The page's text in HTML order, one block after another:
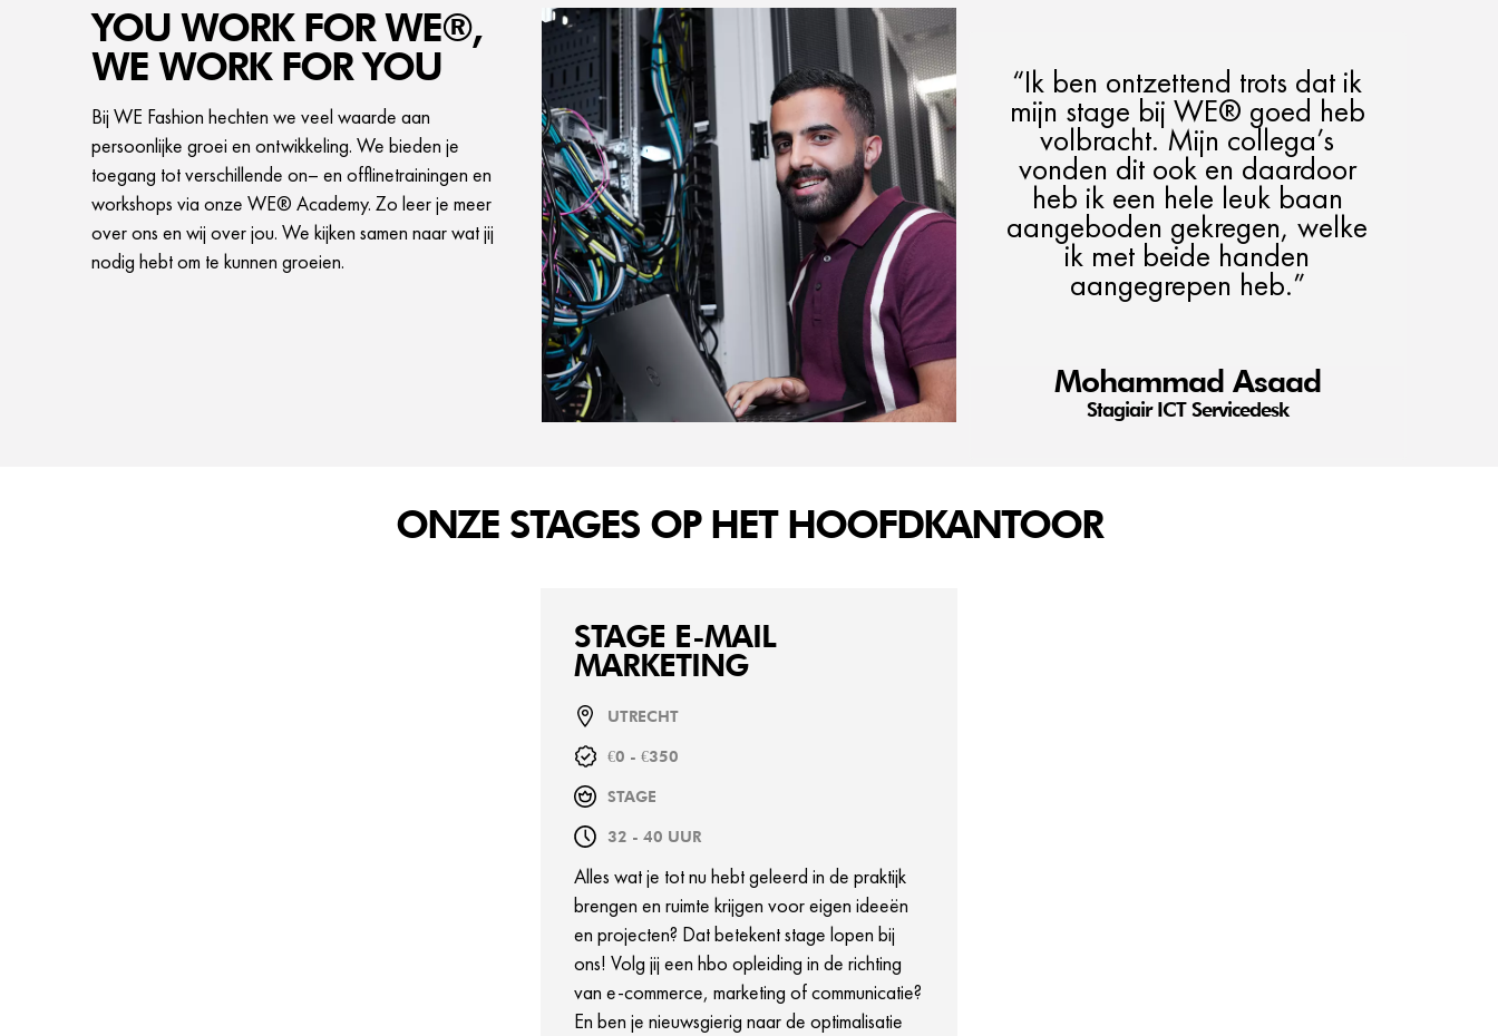
YOU WORK FOR WE®,
WE WORK FOR YOU
Bij WE Fashion hechten we veel waarde aan
persoonlijke groei en ontwikkeling. We bieden je
toegang tot verschillende on– en offlinetrainingen en
workshops via onze WE® Academy. Zo leer je meer
over ons en wij over jou. We kijken samen naar wat jij
nodig hebt om te kunnen groeien.
“Ik ben ontzettend trots dat ik
mijn stage bij WE® goed heb
volbracht. Mijn collega’s
vonden dit ook en daardoor
heb ik een hele leuk baan
aangeboden gekregen, welke
ik met beide handen
aangegrepen heb.”
Mohammad Asaad
Stagiair ICT Servicedesk
ONZE STAGES OP HET HOOFDKANTOOR
STAGE E-MAIL
MARKETING
UTRECHT
€0 - €350
STAGE
32 - 40 UUR
Alles wat je tot nu hebt geleerd in de praktijk
brengen en ruimte krijgen voor eigen ideeën
en projecten? Dat betekent stage lopen bij
ons! Volg jij een hbo opleiding in de richting
van e-commerce, marketing of communicatie?
En ben je nieuwsgierig naar de optimalisatie